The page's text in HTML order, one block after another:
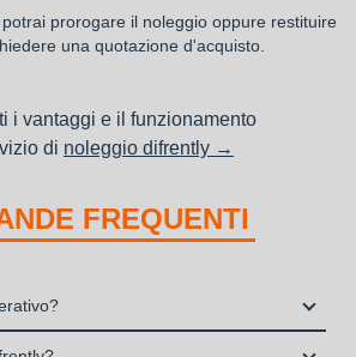
prorogare il noleggio oppure restituire
una quotazione d'acquisto.
i vantaggi e il funzionamento
di noleggio difrently →
FREQUENTI
operativa, è una soluzione che